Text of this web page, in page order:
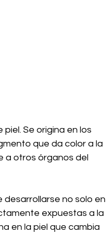
Se origina en los
que da color a la
a otros órganos del
no solo en
expuestas a la
en la piel que cambia